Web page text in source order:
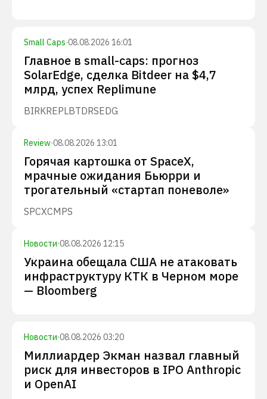
Small Caps·08.08.2026 16:01
Главное в small-caps: прогноз
SolarEdge, сделка Bitdeer на $4,7
млрд, успех Replimune
BIRKREPLBTDRSEDG
Review·08.08.2026 13:01
Горячая картошка от SpaceX,
мрачные ожидания Бьюрри и
трогательный «стартап поневоле»
SPCXCMPS
Новости·08.08.2026 12:15
Украина обещала США не атаковать
инфраструктуру КТК в Черном море
— Bloomberg
Новости·08.08.2026 03:20
Миллиардер Экман назвал главный
риск для инвесторов в IPO Anthropic
и OpenAI